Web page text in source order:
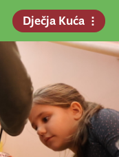
Dječja Kuća